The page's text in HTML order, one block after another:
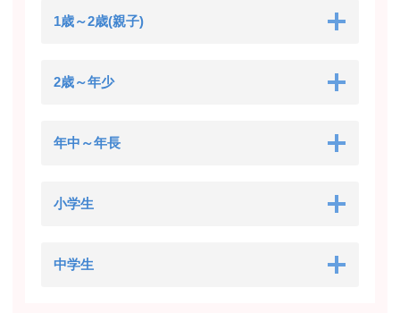
1歳～2歳(親子)
2歳～年少
年中～年長
小学生
中学生